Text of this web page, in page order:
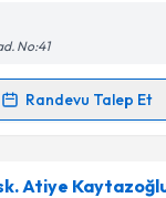
işlenmesine
ve kişisel
işlenmesini kabul
No:41
Randevu Talep Et
Talebi
D.Aslaniçin
Atiye